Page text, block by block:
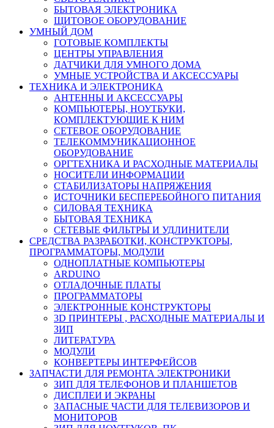
БЫТОВАЯ ЭЛЕКТРОНИКА
ЩИТОВОЕ ОБОРУДОВАНИЕ
УМНЫЙ ДОМ
ГОТОВЫЕ КОМПЛЕКТЫ
ЦЕНТРЫ УПРАВЛЕНИЯ
ДАТЧИКИ ДЛЯ УМНОГО ДОМА
УМНЫЕ УСТРОЙСТВА И АКСЕССУАРЫ
ТЕХНИКА И ЭЛЕКТРОНИКА
АНТЕННЫ И АКСЕССУАРЫ
КОМПЬЮТЕРЫ, НОУТБУКИ,
КОМПЛЕКТУЮЩИЕ К НИМ
СЕТЕВОЕ ОБОРУДОВАНИЕ
ТЕЛЕКОММУНИКАЦИОННОЕ
ОБОРУДОВАНИЕ
ОРГТЕХНИКА И РАСХОДНЫЕ МАТЕРИАЛЫ
НОСИТЕЛИ ИНФОРМАЦИИ
СТАБИЛИЗАТОРЫ НАПРЯЖЕНИЯ
ИСТОЧНИКИ БЕСПЕРЕБОЙНОГО ПИТАНИЯ
СИЛОВАЯ ТЕХНИКА
БЫТОВАЯ ТЕХНИКА
СЕТЕВЫЕ ФИЛЬТРЫ И УДЛИНИТЕЛИ
СРЕДСТВА РАЗРАБОТКИ, КОНСТРУКТОРЫ,
ПРОГРАММАТОРЫ, МОДУЛИ
ОДНОПЛАТНЫЕ КОМПЬЮТЕРЫ
ARDUINO
ОТЛАДОЧНЫЕ ПЛАТЫ
ПРОГРАММАТОРЫ
ЭЛЕКТРОННЫЕ КОНСТРУКТОРЫ
3D ПРИНТЕРЫ , РАСХОДНЫЕ МАТЕРИАЛЫ И
ЗИП
ЛИТЕРАТУРА
МОДУЛИ
КОНВЕРТЕРЫ ИНТЕРФЕЙСОВ
ЗАПЧАСТИ ДЛЯ РЕМОНТА ЭЛЕКТРОНИКИ
ЗИП ДЛЯ ТЕЛЕФОНОВ И ПЛАНШЕТОВ
ДИСПЛЕИ И ЭКРАНЫ
ЗАПАСНЫЕ ЧАСТИ ДЛЯ ТЕЛЕВИЗОРОВ И
МОНИТОРОВ